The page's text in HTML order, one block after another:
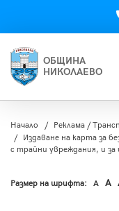
ОБЩИНА
НИКОЛАЕВО
Начало
Реклама /
Издаване на карта за
с трайни увреждания, и за
Размер на шрифта: A A